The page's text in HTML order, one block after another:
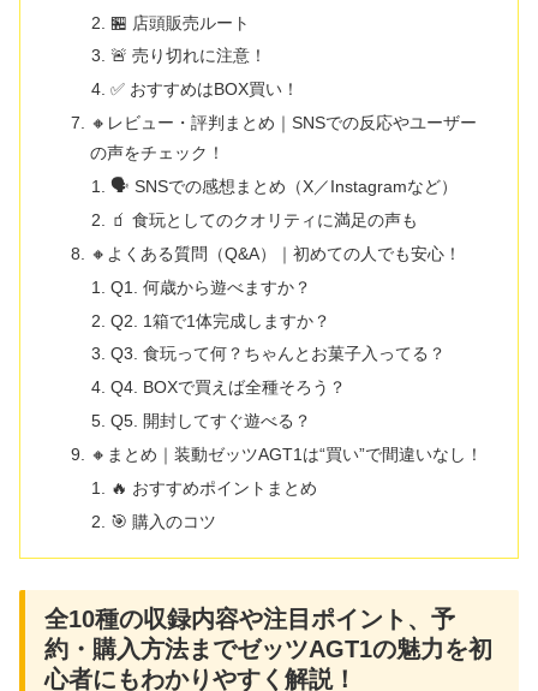
🏪 店頭販売ルート
🚨 売り切れに注意！
✅ おすすめはBOX買い！
🔸レビュー・評判まとめ｜SNSでの反応やユーザー
の声をチェック！
🗣 SNSでの感想まとめ（X／Instagramなど）
🧃 食玩としてのクオリティに満足の声も
🔸よくある質問（Q&A）｜初めての人でも安心！
Q1. 何歳から遊べますか？
Q2. 1箱で1体完成しますか？
Q3. 食玩って何？ちゃんとお菓子入ってる？
Q4. BOXで買えば全種そろう？
Q5. 開封してすぐ遊べる？
🔸まとめ｜装動ゼッツAGT1は“買い”で間違いなし！
🔥 おすすめポイントまとめ
🎯 購入のコツ
全10種の収録内容や注目ポイント、予
約・購入方法までゼッツAGT1の魅力を初
心者にもわかりやすく解説！